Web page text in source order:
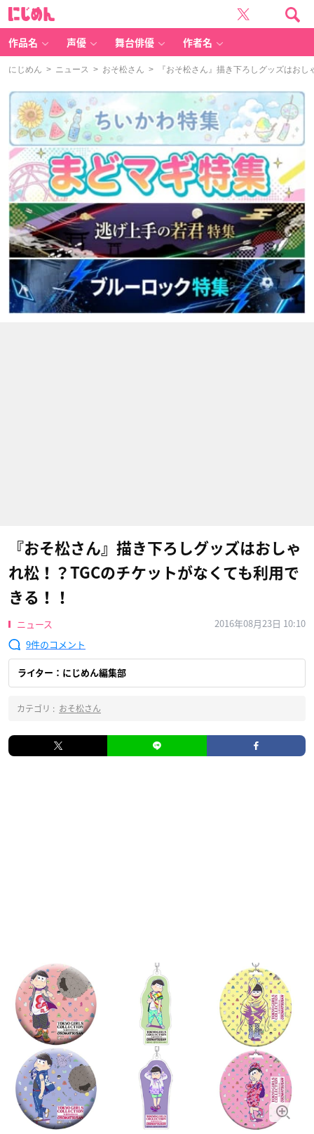
作品名 声優 舞台俳優 作者名
にじめん > ニュース > おそ松さん > 『おそ松さん』描き下ろしグッズはおし
『おそ松さん』描き下ろしグッズはおしゃ
れ松！？TGCのチケットがなくても利用で
きる！！
ニュース
2016年08月23日 10:10
9
ライター：にじめん編集部
カテゴリ : おそ松さん